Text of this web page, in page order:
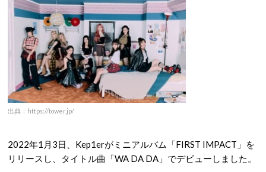
出典：https://tower.jp/
2022年1月3日、Kep1erがミニアルバム「FIRST IMPACT」を
リリースし、タイトル曲「WA DA DA」でデビューしました。